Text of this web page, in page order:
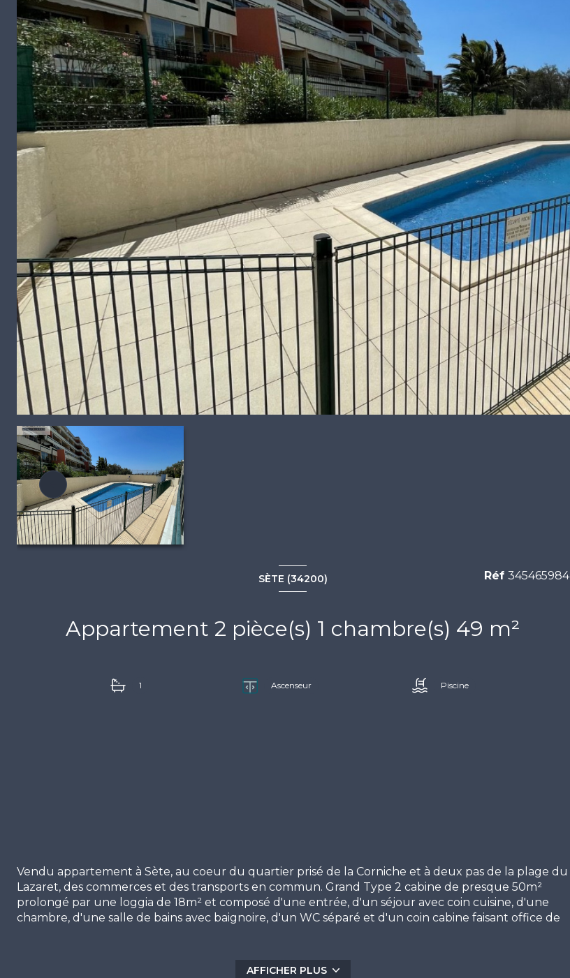
SÈTE (34200)
Appartement 2 pièce(s) 1 chambre(s) 49 m²
1 Ascenseur Piscine
Réf 345465984
Vendu appartement à Sète, au coeur du quartier prisé de la Corniche et à deux pas de la plage du
Lazaret, des commerces et des transports en commun. Grand Type 2 cabine de presque 50m²
prolongé par une loggia de 18m² et composé d'une entrée, d'un séjour avec coin cuisine, d'une
chambre, d'une salle de bains avec baignoire, d'un WC séparé et d'un coin cabine faisant office de
75 74 07 59 / contact@escale-immobilier.comAFFICHER PLUS